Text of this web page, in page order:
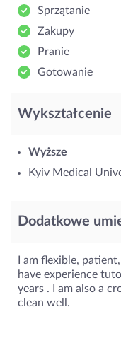
Sprzątanie
Zakupy
Pranie
Gotowanie
Wykształcenie
Wyższe
Kyiv Medical
Dodatkowe
I am flexible,
have experience
years . I am also a
clean well.